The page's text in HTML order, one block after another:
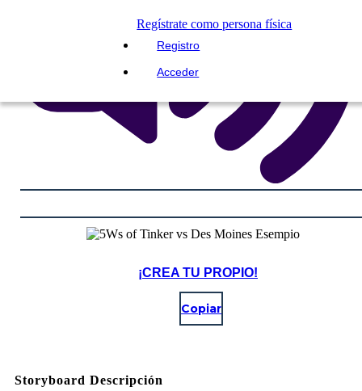
Regístrate como persona física
Registro
Acceder
¡CREA TU PROPIO!
Copiar
Storyboard Descripción